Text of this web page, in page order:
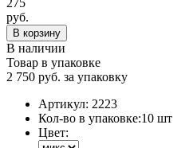
руб.
В корзину
В наличии
Товар в упаковке
2 750 руб. за упаковку
Артикул: 2223
Кол-во в упаковке:10 шт
Цвет: